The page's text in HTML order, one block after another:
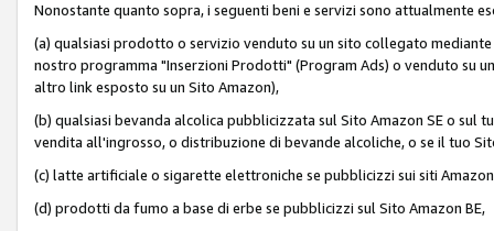
Nonostante quanto sopra, i seguenti beni e servizi sono attualmente
(a) qualsiasi prodotto o servizio venduto su un sito collegato
nostro programma "Inserzioni Prodotti" (Program Ads) o venduto su
altro link esposto su un Sito Amazon),
(b) qualsiasi bevanda alcolica pubblicizzata sul Sito Amazon SE o sul
vendita all'ingrosso, o distribuzione di bevande alcoliche, o se il tuo
(c) latte artificiale o sigarette elettroniche se pubblicizzi sui siti Amazon
(d) prodotti da fumo a base di erbe se pubblicizzi sul Sito Amazon BE,